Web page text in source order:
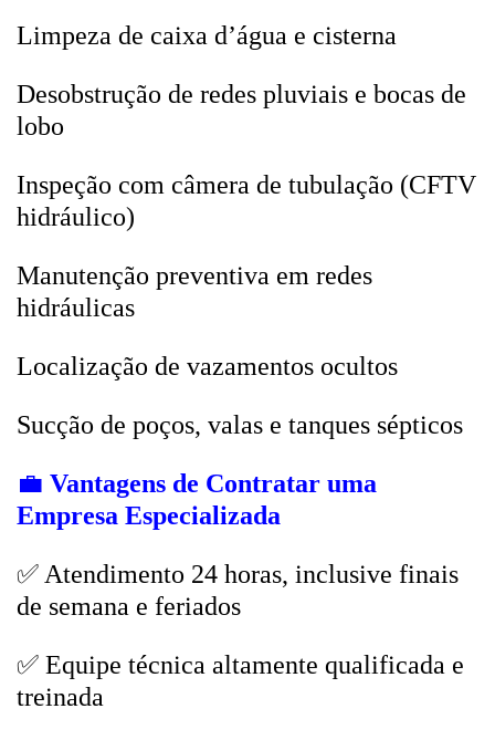
Limpeza de caixa d’água e cisterna
Desobstrução de redes pluviais e bocas de
lobo
Inspeção com câmera de tubulação (CFTV
hidráulico)
Manutenção preventiva em redes
hidráulicas
Localização de vazamentos ocultos
Sucção de poços, valas e tanques sépticos
💼 Vantagens de Contratar uma
Empresa Especializada
✅ Atendimento 24 horas, inclusive finais
de semana e feriados
✅ Equipe técnica altamente qualificada e
treinada